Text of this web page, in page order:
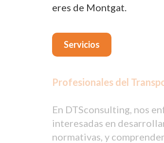
eres de Montgat.
Servicios
Profesionales del
En DTSconsulting, nos
interesadas en
normativas, y